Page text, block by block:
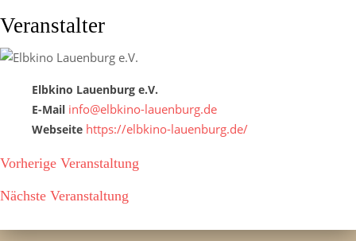
Veranstalter
Elbkino Lauenburg e.V.
E-Mail info@elbkino-lauenburg.de
Webseite https://elbkino-lauenburg.de/
Vorherige Veranstaltung
Nächste Veranstaltung